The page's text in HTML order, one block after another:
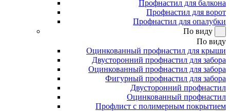
Профнастил для балкона
Профнастил для ворот
Профнастил для опалубки
По виду
По виду
Оцинкованный профнастил для крыши
Двусторонний профнастил для забора
Оцинкованный профнастил для забора
Фигурный профнастил для забора
Двусторонний профнастил
Оцинкованный профнастил
Профлист с полимерным покрытием